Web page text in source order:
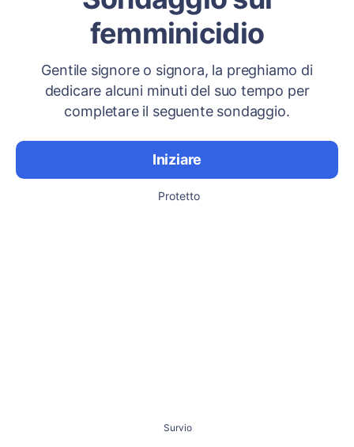
femminicidio
Gentile signore o signora, la preghiamo di
dedicare alcuni minuti del suo tempo per
completare il seguente sondaggio.
Iniziare
Protetto
Survio